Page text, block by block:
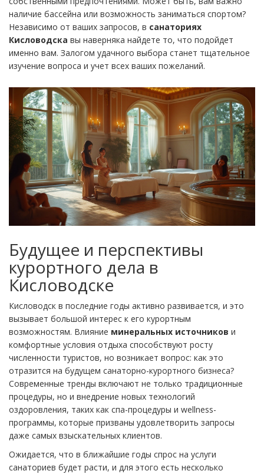
наличие бассейна или возможность заниматься спортом?
Независимо от ваших запросов, в санаториях
Кисловодска вы наверняка найдете то, что подойдет
именно вам. Залогом удачного выбора станет тщательное
изучение вопроса и учет всех ваших пожеланий.
Будущее и перспективы
курортного дела в
Кисловодске
Кисловодск в последние годы активно развивается, и это
вызывает большой интерес к его курортным
возможностям. Влияние минеральных источников и
комфортные условия отдыха способствуют росту
численности туристов, но возникает вопрос: как это
отразится на будущем санаторно-курортного бизнеса?
Современные тренды включают не только традиционные
процедуры, но и внедрение новых технологий
оздоровления, таких как спа-процедуры и wellness-
программы, которые призваны удовлетворить запросы
даже самых взыскательных клиентов.
Ожидается, что в ближайшие годы спрос на услуги
санаториев будет расти, и для этого есть несколько